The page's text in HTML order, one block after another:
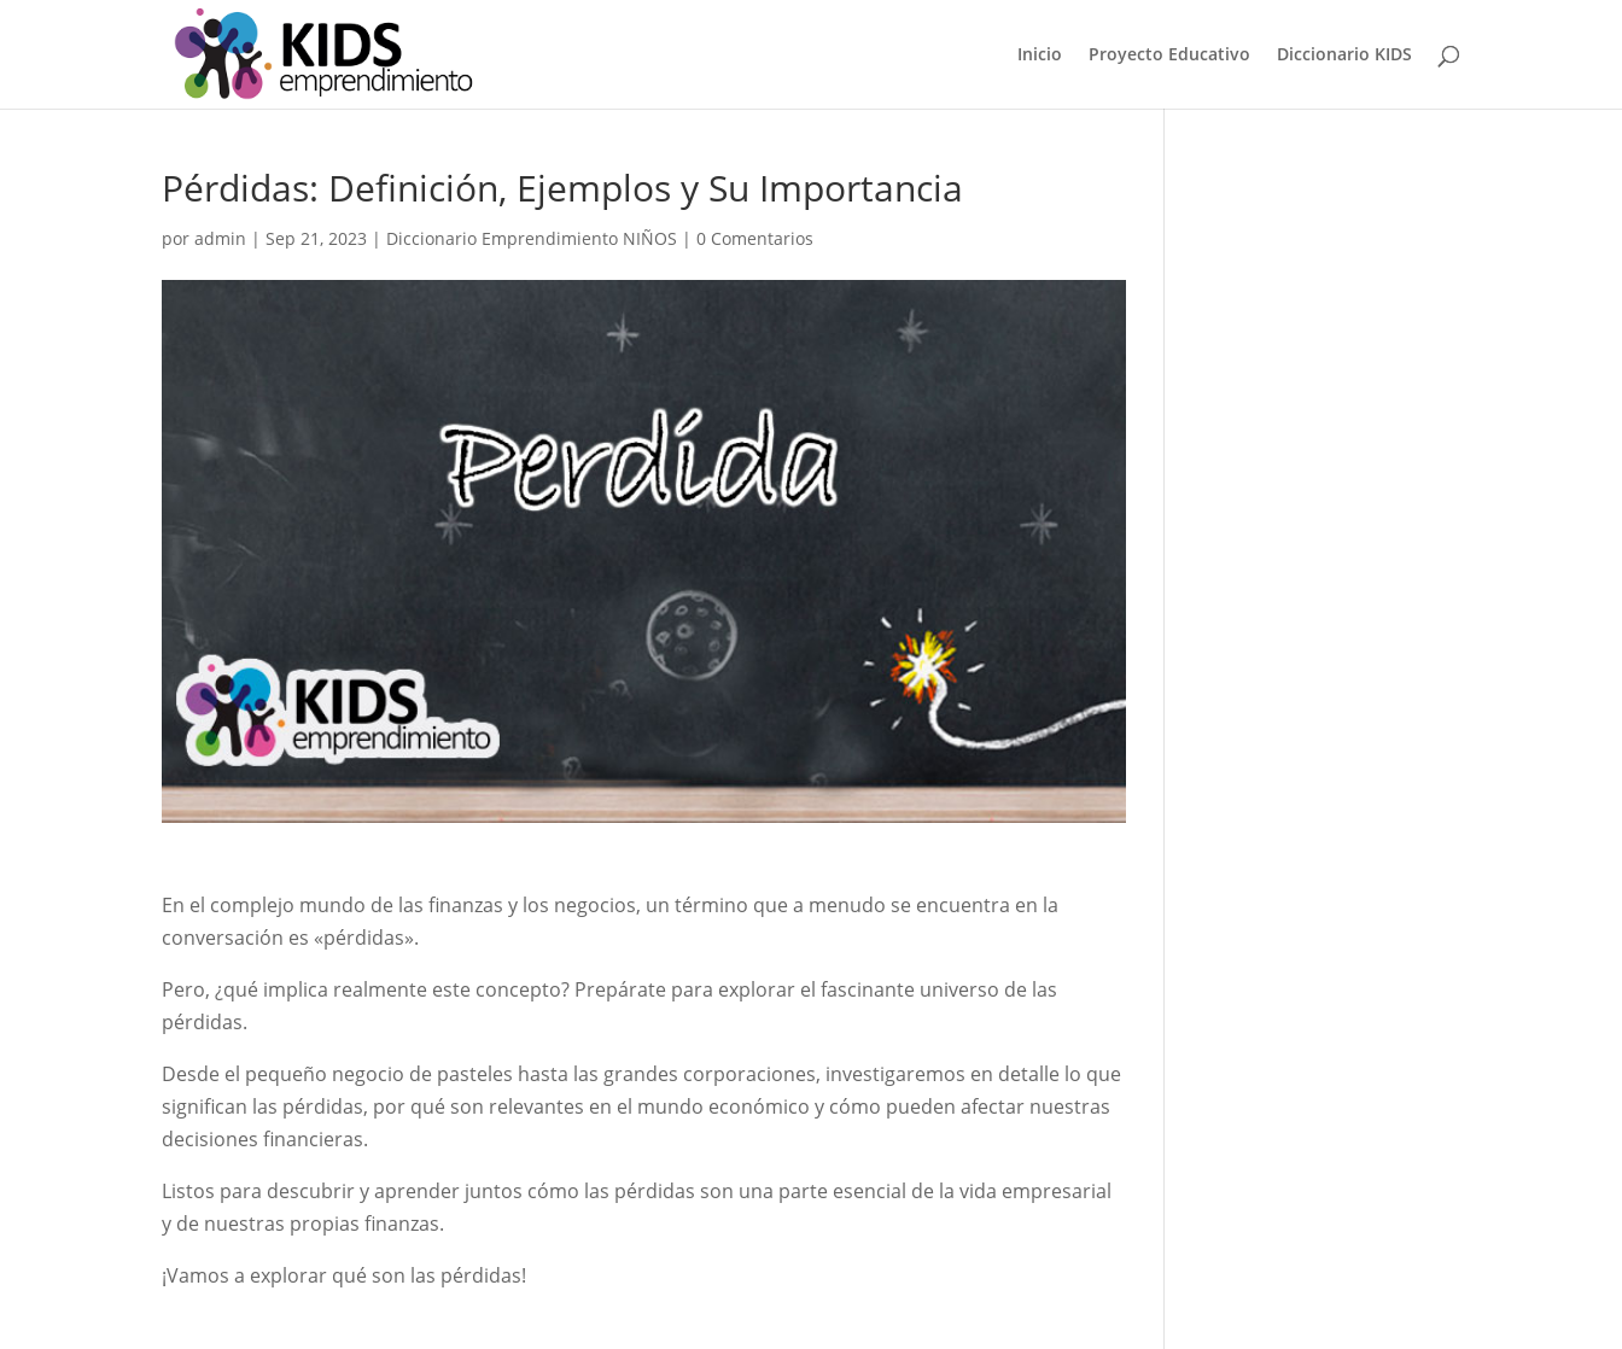
Inicio Proyecto Educativo Diccionario KIDS
Pérdidas: Definición, Ejemplos y Su Importancia
poradmin |Sep 21, 2023 | Diccionario Emprendimiento NIÑOS |0 Comentarios
En el complejo mundo de las finanzas y los negocios, un término que a menudo se encuentra en la
conversación es «pérdidas».
Pero, ¿qué implica realmente este concepto? Prepárate para explorar el fascinante universo de las
pérdidas.
Desde el pequeño negocio de pasteles hasta las grandes corporaciones, investigaremos en detalle lo que
significan las pérdidas, por qué son relevantes en el mundo económico y cómo pueden afectar nuestras
decisiones financieras.
Listos para descubrir y aprender juntos cómo las pérdidas son una parte esencial de la vida empresarial
y de nuestras propias finanzas.
¡Vamos a explorar qué son las pérdidas!